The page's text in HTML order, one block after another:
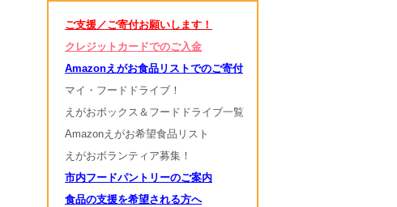
ご支援／ご寄付お願いします！
クレジットカードでのご入金
Amazonえがお食品リストでのご寄付
マイ・フードドライブ！
えがおボックス＆フードドライブ一覧
Amazonえがお希望食品リスト
えがおボランティア募集！
市内フードパントリーのご案内
食品の支援を希望される方へ